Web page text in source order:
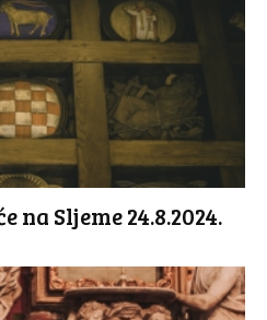
na Sljeme 24.8.2024.